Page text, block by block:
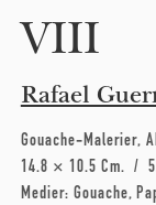
VIII
Rafael
Gouache-Malerier
14.8 × 10.5 Cm
Medier: Gouache